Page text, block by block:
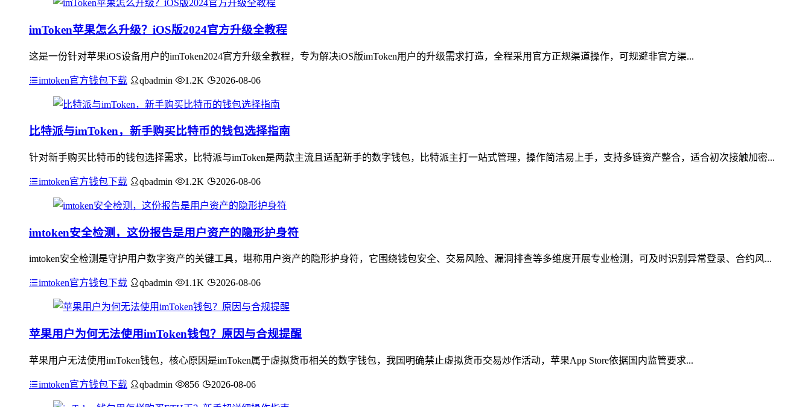
imToken苹果怎么升级？iOS版2024官方升级全教程
这是一份针对苹果iOS设备用户的imToken2024官方升级全教程，专为解决iOS版imToken用户的升级需求打造，全程采用官方正规渠道操作，可规避非官方渠...
imtoken官方钱包下载 qbadmin 1.2K 2026-08-06
比特派与imToken，新手购买比特币的钱包选择指南
针对新手购买比特币的钱包选择需求，比特派与imToken是两款主流且适配新手的数字钱包，比特派主打一站式管理，操作简洁易上手，支持多链资产整合，适合初次接触加密...
imtoken官方钱包下载 qbadmin 1.2K 2026-08-06
imtoken安全检测，这份报告是用户资产的隐形护身符
imtoken安全检测是守护用户数字资产的关键工具，堪称用户资产的隐形护身符，它围绕钱包安全、交易风险、漏洞排查等多维度开展专业检测，可及时识别异常登录、合约风...
imtoken官方钱包下载 qbadmin 1.1K 2026-08-06
苹果用户为何无法使用imToken钱包？原因与合规提醒
苹果用户无法使用imToken钱包，核心原因是imToken属于虚拟货币相关的数字钱包，我国明确禁止虚拟货币交易炒作活动，苹果App Store依据国内监管要求...
imtoken官方钱包下载 qbadmin 856 2026-08-06